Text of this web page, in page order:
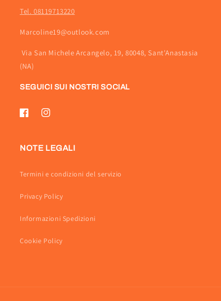
Tel. 08119713220
Marcoline19@outlook.com
Via San Michele Arcangelo, 19, 80048, Sant'Anastasia
(NA)
SEGUICI SUI NOSTRI SOCIAL
FacebookInstagram
NOTE LEGALI
Termini e condizioni del servizio
Privacy Policy
Informazioni Spedizioni
Cookie Policy